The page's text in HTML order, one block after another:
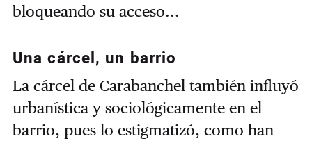
bloqueando su acceso...
Una cárcel, un barrio
La cárcel de Carabanchel también influyó
urbanística y sociológicamente en el
barrio, pues lo estigmatizó, como han